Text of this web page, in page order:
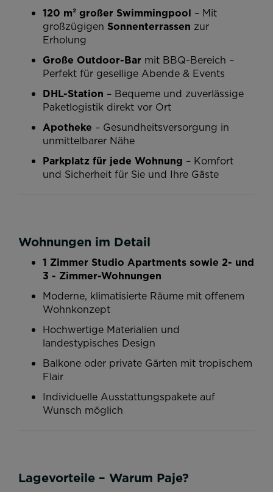
120 m² großer Swimmingpool – Mit
großzügigen Sonnenterrassen zur
Erholung
Große Outdoor-Bar mit BBQ-Bereich –
Perfekt für gesellige Abende & Events
DHL-Station – Bequeme und zuverlässige
Paketlogistik direkt vor Ort
Apotheke – Gesundheitsversorgung in
unmittelbarer Nähe
Parkplatz für jede Wohnung – Komfort
und Sicherheit für Sie und Ihre Gäste
Wohnungen im Detail
1 Zimmer Studio Apartments sowie 2- und
3 - Zimmer-Wohnungen
Moderne, klimatisierte Räume mit offenem
Wohnkonzept
Hochwertige Materialien und
landestypisches Design
Balkone oder private Gärten mit tropischem
Flair
Individuelle Ausstattungspakete auf
Wunsch möglich
Lagevorteile – Warum Paje?